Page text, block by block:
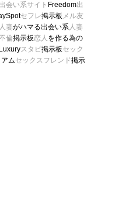
出会い系サイト Freedom出
セフレ掲示板 メル友
人妻がハマる出会い系人妻
倫掲示板恋人 を作る為の
スタビ掲示板セック
ムセックスフレンド掲示